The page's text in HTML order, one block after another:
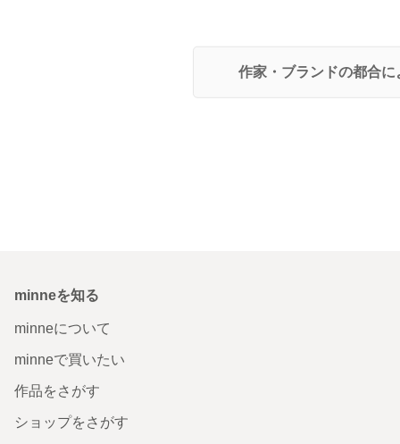
作家・ブランドの都合
minneを知る
minneについて
minneで買いたい
作品をさがす
ショップをさがす